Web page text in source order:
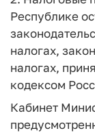
Республике
налогах,
налогах,
кодексом
Кабинет